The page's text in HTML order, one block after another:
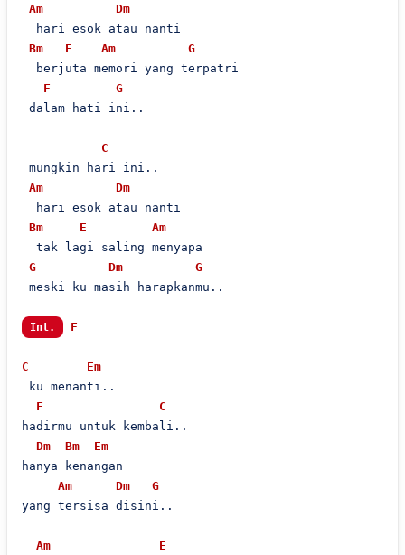
Am
Dm
  hari esok atau nanti
Bm
E Am
G
  berjuta memori yang terpatri
F
G
dalam hati ini..
C
mungkin hari ini..
Am
Dm
  hari esok atau nanti
Bm
E
Am
  tak lagi saling menyapa
G
Dm
G
meski ku masih harapkanmu..
Int. F
C
Em
ku menanti..
F
C
hadirmu untuk kembali..
Dm
Bm
Em
hanya kenangan
Am
Dm
G
yang tersisa disini..
Am
E